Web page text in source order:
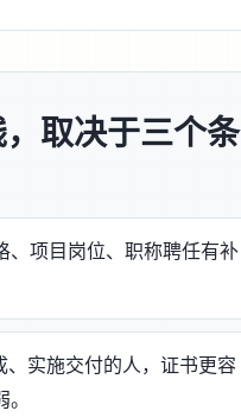
取决于三个条
、项目岗位、职称聘任有补
、实施交付的人，证书更容